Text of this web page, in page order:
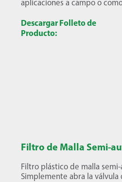
aplicaciones a campo o
Descargar Folleto de
Producto:
Filtro de Malla Semi-
Filtro plástico de malla
Simplemente abra la